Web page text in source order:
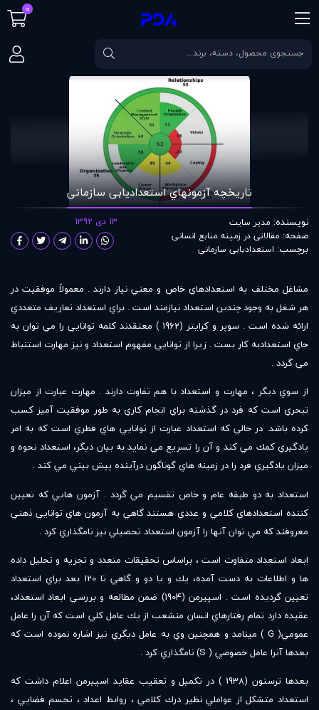
صفحه اصلی مقالات تاریخچه آزمونهاي استعدادیابی سازمانی
تاریخچه آزمونهاي استعدادیابی سازمانی
نویسنده: مدير سايت
صفحه: مقالاتی در زمينه منابع انسانی
برچسب: استعدادیابی سازمانی
13 دی 1392
مشاغل مختلف به استعدادهاي خاص و معني نياز دارند . معمولاً موفقيت در
هر شغل به وجود چندين استعداد نيازمند است . براي استعداد تعاريف متعددي
ارائه شده است . سوپر و كرايتز (1962 ) معتقدند كلمه توانايي را مي توان به
جاي استعدادبه كار بست . زيرا از توانايي مفهوم استعداد و نيز مهارت استنباط
مي گردد .
از سوي ديگر ، مهارت و استعداد با هم تفاوت دارند . مهارت عبارت از ميزان
تبحري است كه فرد در گذشته براي انجام كاري به طور موفقيت آميز كسب
كرده باشد. در حالي كه استعداد عبارت از توانايي هاي فطري است كه به امر
يادگيري كمك مي كند و آن را تسريع مي نمايد به بيان ديگر، استعداد نحوه و
ميزان يادگيري فرد را در زمينه هاي گوناگون درآينده پيش بيني مي كند .
استعداد به دو طبقه عام و خاص تقسيم مي گردد . آزمون هايي كه تعيين
كننده استعدادهاي كلامي و عددي هستند گاهي به آزمون هاي توانايي ذهني
معروفند كه مي توان آنها را آزمون استعداد تحصيلي نيز نامگذاري كرد .
ابعاد استعداد متفاوت است ، براساس تحقيقات متعدد و تجزيه و تحليل داده
ها و اطلاعات به دست آمده، يك و يا دو و گاهي تا 120 بعد براي استعداد
تعيين گرديده است . اسپيرمن (1904) ضمن مطالعه و بررسي ابعاد استعداد،
عقيده دارد تمام رفتارهاي انسان منشعب از يك عامل كلي است كه آن را عامل
عمومي( G ) مينامد و همچنين وي به عامل ديگري نيز اشاره نموده است كه
بعدها آنرا عامل خصوصي ( S) نامگذاري كرد .
بعدها ترستون (1938 ) در تكميل و تعقيب عقايد اسپيرمن اعلام داشت كه
استعداد متشكل از عواملي نظير درك كلامي ، روابط اعداد ، تجسم فضايي ،
0